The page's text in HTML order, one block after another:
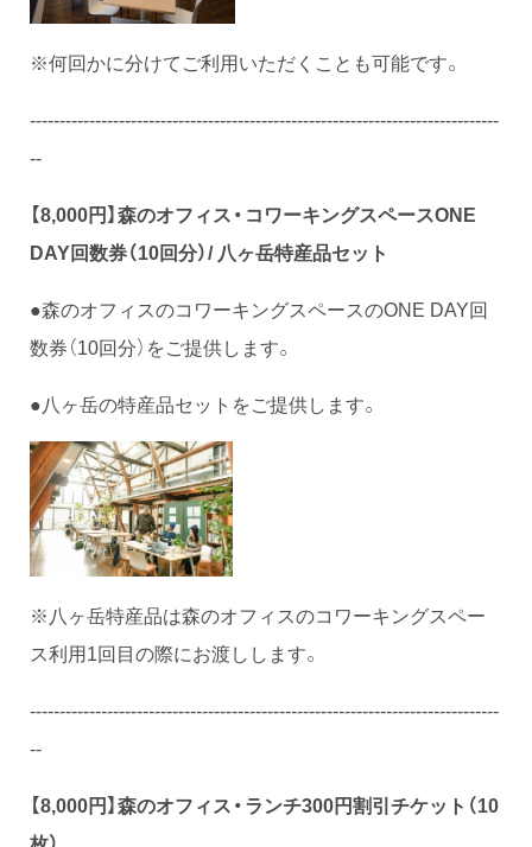
※何回かに分けてご利用いただくことも可能です。
-------------------------------------------------------------------------------
--
【8,000円】森のオフィス・コワーキングスペースONE
DAY回数券（10回分）/ 八ヶ岳特産品セット
●森のオフィスのコワーキングスペースのONE DAY回
数券（10回分）をご提供します。
●八ヶ岳の特産品セットをご提供します。
※八ヶ岳特産品は森のオフィスのコワーキングスペー
ス利用1回目の際にお渡しします。
-------------------------------------------------------------------------------
--
【8,000円】森のオフィス・ランチ300円割引チケット（10